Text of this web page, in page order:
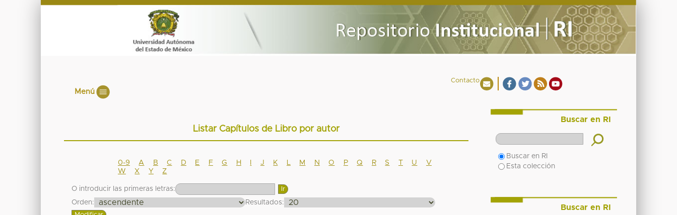
Contacto
Menú
Listar Capítulos de Libro por autor
0-9 A B C D E F G H J K M N O P Q R S T U
V
W
X Y Z
O introducir las primeras letras:
Orden:
Resultados:
Buscar en RI
Buscar en RI
Esta colección
Buscar en RI